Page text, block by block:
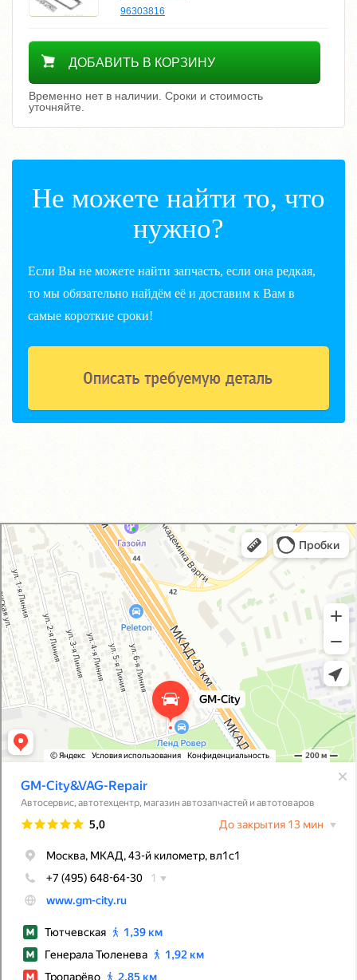
96303816
Уточнить цену
ДОБАВИТЬ В КОРЗИНУ
Временно нет в наличии. Сроки и стоимость
уточняйте.
Не можете найти то, что
нужно?
Если Вы не можете найти запчасть, если она редкая,
то мы обязательно найдём её и доставим к Вам в
самые короткие сроки!
GM-City&VAG-Repair
Автосервис, автотехцентр в Москве
Магазин автозапчастей и автотоваров в Москве